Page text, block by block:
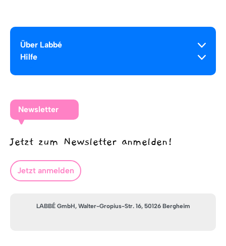
Über Labbé
Hilfe
Newsletter
Jetzt zum Newsletter anmelden!
Jetzt anmelden
LABBÉ GmbH, Walter-Gropius-Str. 16, 50126 Bergheim